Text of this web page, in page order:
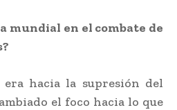
mundial en el combate de
hacia la supresión del
el foco hacia lo que